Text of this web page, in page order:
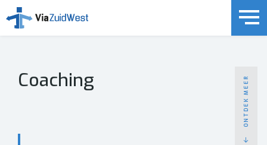
Coaching ONTDEK MEER